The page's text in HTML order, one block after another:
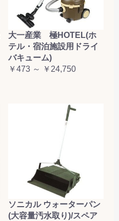
大一産業 極HOTEL(ホ
テル・宿泊施設用ドライ
バキューム)
￥473 ～ ￥24,750
ソニカル ウォーターパン
(大容量汚水取り)/スペア